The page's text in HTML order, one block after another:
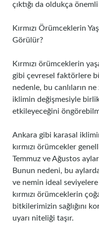
çıktığı da oldukça
Kırmızı Örümceklerin
Görülür?
Kırmızı örümceklerin
gibi çevresel faktörlere
nedenle, bu canlıların
iklimin değişmesiyle
etkileyeceğini
Ankara gibi karasal
kırmızı örümcekler
Temmuz ve Ağustos
Bunun nedeni, bu aylarda
ve nemin ideal seviyelere
kırmızı örümceklerin
bitkilerimizin sağlığını
uyarı niteliği taşır.